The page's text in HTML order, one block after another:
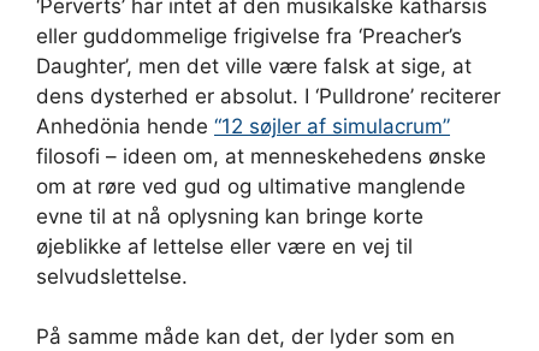
‘Perverts’ har intet af den musikalske katharsis
eller guddommelige frigivelse fra ‘Preacher’s
Daughter’, men det ville være falsk at sige, at
dens dysterhed er absolut. I ‘Pulldrone’ reciterer
Anhedönia hende “12 søjler af simulacrum”
filosofi – ideen om, at menneskehedens ønske
om at røre ved gud og ultimative manglende
evne til at nå oplysning kan bringe korte
øjeblikke af lettelse eller være en vej til
selvudslettelse.
På samme måde kan det, der lyder som en